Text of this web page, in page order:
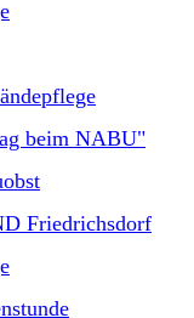
beim NABU"
Friedrichsdorf